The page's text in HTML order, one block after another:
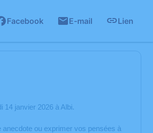
Facebook E-mail Lien
14 janvier 2026 à Albi.
ou exprimer vos pensées à